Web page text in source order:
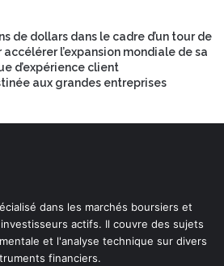
de dollars dans le cadre d’un tour de
l’expansion mondiale de sa
d’expérience client
aux grandes entreprises
dans les marchés boursiers et
actifs. Il couvre des sujets
et l'analyse technique sur divers
financiers.